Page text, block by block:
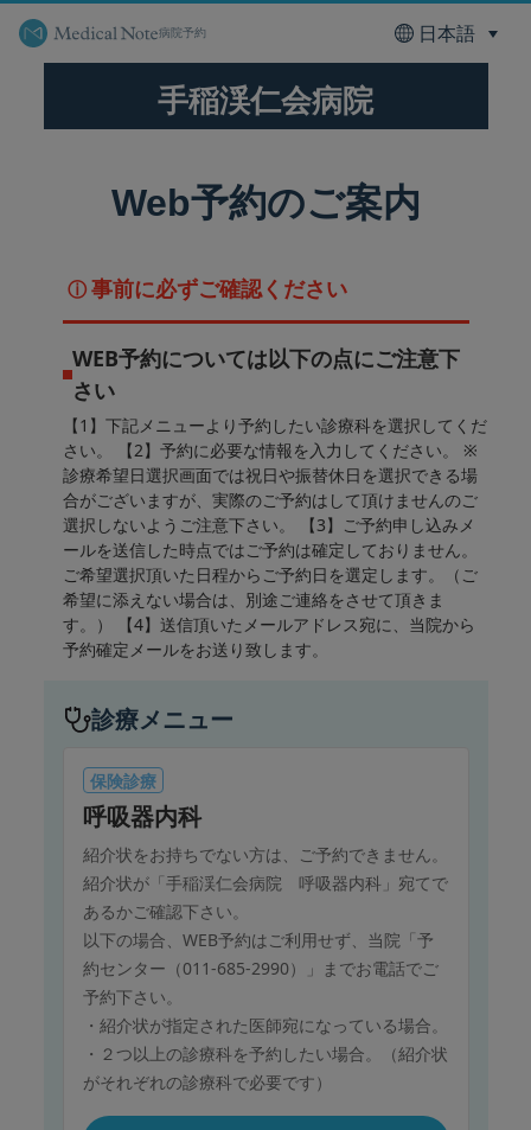
病院予約
手稲渓仁会病院
Web予約のご案内
ⓘ 事前に必ずご確認ください
WEB予約については以下の点にご注意下
さい
【1】下記メニューより予約したい診療科を選択してくだ
さい。 【2】予約に必要な情報を入力してください。 ※
診療希望日選択画面では祝日や振替休日を選択できる場
合がございますが、実際のご予約はして頂けませんのご
選択しないようご注意下さい。 【3】ご予約申し込みメ
ールを送信した時点ではご予約は確定しておりません。
ご希望選択頂いた日程からご予約日を選定します。（ご
希望に添えない場合は、別途ご連絡をさせて頂きま
す。） 【4】送信頂いたメールアドレス宛に、当院から
予約確定メールをお送り致します。
診療メニュー
保険診療
呼吸器内科
紹介状をお持ちでない方は、ご予約できません。
紹介状が「手稲渓仁会病院 呼吸器内科」宛てで
あるかご確認下さい。
以下の場合、WEB予約はご利用せず、当院「予
約センター（011-685-2990）」までお電話でご
予約下さい。
・紹介状が指定された医師宛になっている場合。
・２つ以上の診療科を予約したい場合。（紹介状
がそれぞれの診療科で必要です）